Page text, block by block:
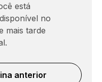
está
no
mais tarde
anterior